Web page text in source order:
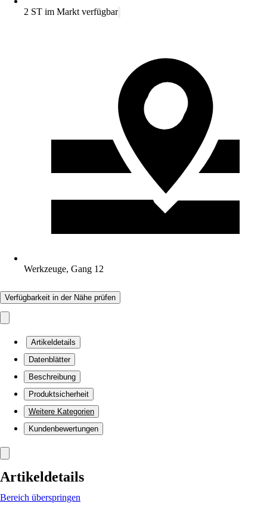
2 ST im Markt verfügbar
Werkzeuge, Gang 12
Verfügbarkeit in der Nähe prüfen
Artikeldetails
Datenblätter
Beschreibung
Produktsicherheit
Weitere Kategorien
Kundenbewertungen
Artikeldetails
Bereich überspringen